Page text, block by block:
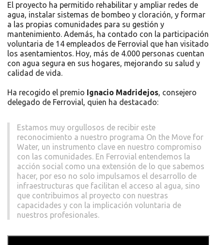
El proyecto ha permitido rehabilitar y ampliar redes de
agua, instalar sistemas de bombeo y cloración, y formar
a las propias comunidades para su gestión y
mantenimiento. Además, ha contado con la participación
voluntaria de 14 empleados de Ferrovial que han visitado
los asentamientos. Hoy, más de 4.000 personas cuentan
con agua segura en sus hogares, mejorando su salud y
calidad de vida.
Ha recogido el premio Ignacio Madridejos, consejero
delegado de Ferrovial, quien ha destacado:
Estamos muy orgullosos de recibir este
reconocimiento a nuestro programa On the Move for
Water, un instrumento clave en nuestro compromiso
con las comunidades. En Ferrovial entendemos la
acción social como una extensión de lo que sabemos
hacer, por eso no solo impulsamos el desarrollo de
infraestructuras que facilitan el acceso al agua, sino
que contribuimos al proyecto con nuestras
capacidades y con la implicación voluntaria de
nuestros profesionales.